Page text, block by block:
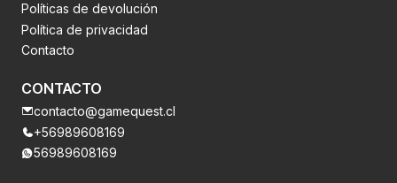
Políticas de devolución
Política de privacidad
Contacto
CONTACTO
contacto@gamequest.cl
+56989608169
56989608169